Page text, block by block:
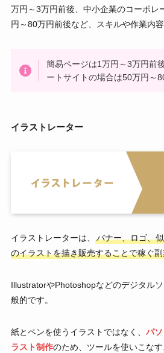
万円～3万円前後、中小企業のコーポレ
円～80万円前後など、スキルや作業内
簡易ページは1万円～3万円前
ートサイトの場合は50万円～
イラストレーター
イラストレーターは、
バナー、ロゴ、
のイラストを描き販売することで稼ぐ
IllustratorやPhotoshopなどのデジタル
般的です。
紙とペンを使うイラストではなく、 パ
ラスト制作のため、ツールを使いこな